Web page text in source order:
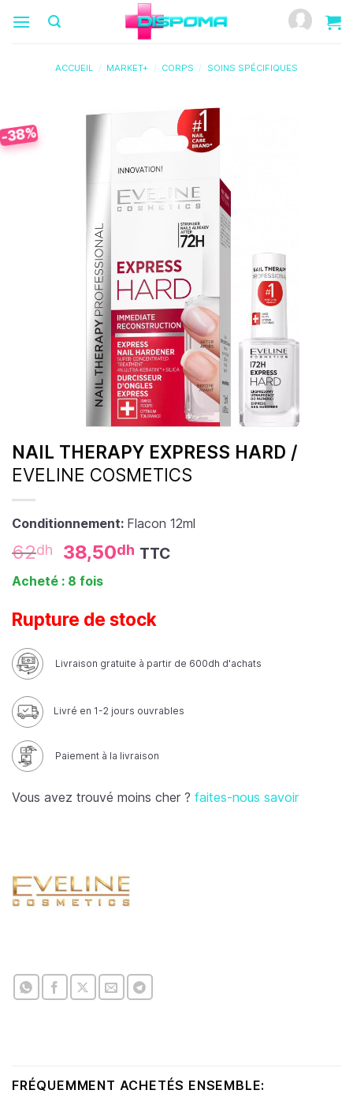
ACCUEIL / MARKET+ / CORPS / SOINS SPÉCIFIQUES
-38%
NAIL THERAPY EXPRESS HARD /
EVELINE COSMETICS
Conditionnement: Flacon 12ml
62dh 38,50dh TTC
Acheté : 8 fois
Rupture de stock
Livraison gratuite à partir de 600dh d'achats
Livré en 1-2 jours ouvrables
Paiement à la livraison
Vous avez trouvé moins cher ? faites-nous savoir
FRÉQUEMMENT ACHETÉS ENSEMBLE: